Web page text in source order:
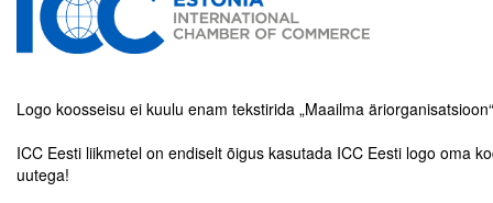
ICC komisjonid
Digiraamatukogu
Juhendid ja väljaanded
Videod
Logo koosseisu ei kuulu enam tekstirida „Maailma
ICC Eesti liikmetel on endiselt õigus kasutada ICC Eesti logo oma
uutega!